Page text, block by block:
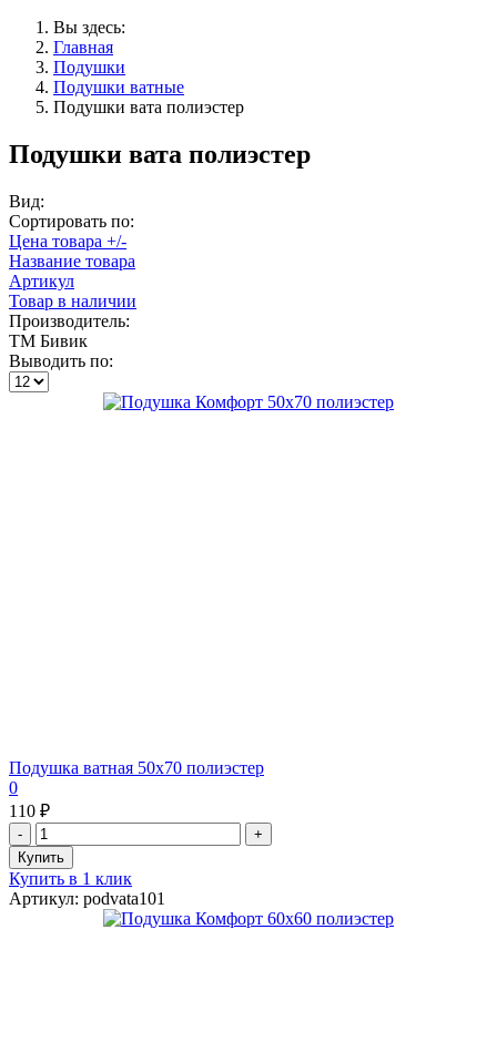
Вы здесь:
Главная
Подушки
Подушки ватные
Подушки вата полиэстер
Подушки вата полиэстер
Вид:
Сортировать по:
Цена товара +/-
Название товара
Артикул
Товар в наличии
Производитель:
ТМ Бивик
Выводить по:
Подушка ватная 50х70 полиэстер
0
110 ₽
Купить в 1 клик
Артикул: podvata101